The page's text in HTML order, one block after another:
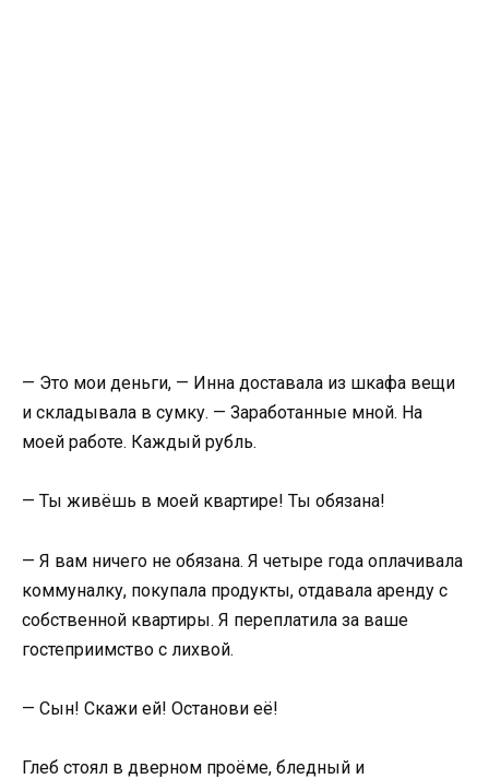
— Это мои деньги, — Инна доставала из шкафа вещи
и складывала в сумку. — Заработанные мной. На
моей работе. Каждый рубль.
— Ты живёшь в моей квартире! Ты обязана!
— Я вам ничего не обязана. Я четыре года оплачивала
коммуналку, покупала продукты, отдавала аренду с
собственной квартиры. Я переплатила за ваше
гостеприимство с лихвой.
— Сын! Скажи ей! Останови её!
Глеб стоял в дверном проёме, бледный и